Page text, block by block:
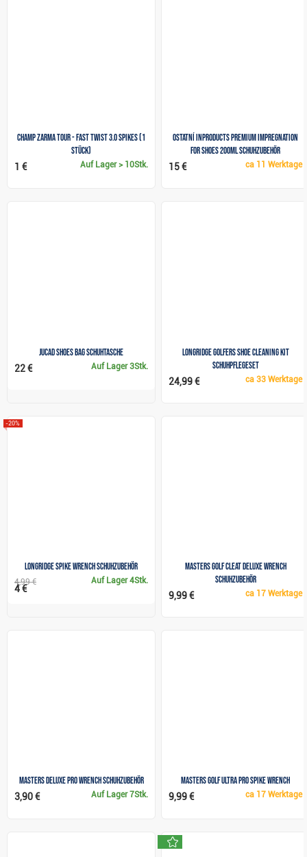
Champ Zarma Tour - Fast Twist 3.0 Spikes (1
Stück)
Auf Lager> 10Stk.
1 €
Ostatní Inproducts Premium Impregnation
for shoes 200ml Schuhzubehör
ca 11 Werktage
15 €
JuCad Shoes Bag Schuhtasche
Auf Lager3Stk.
22 €
Longridge Golfers Shoe Cleaning Kit
Schuhpflegeset
ca33 Werktage
24,99 €
Longridge Spike Wrench Schuhzubehör
-20%
Auf Lager4Stk.
4,99 €
4 €
Masters Golf Cleat Deluxe Wrench
Schuhzubehör
ca 17 Werktage
9,99 €
Masters Deluxe Pro Wrench Schuhzubehör
Auf Lager7Stk.
3,90 €
Masters Golf Ultra Pro Spike Wrench
ca 17 Werktage
9,99 €